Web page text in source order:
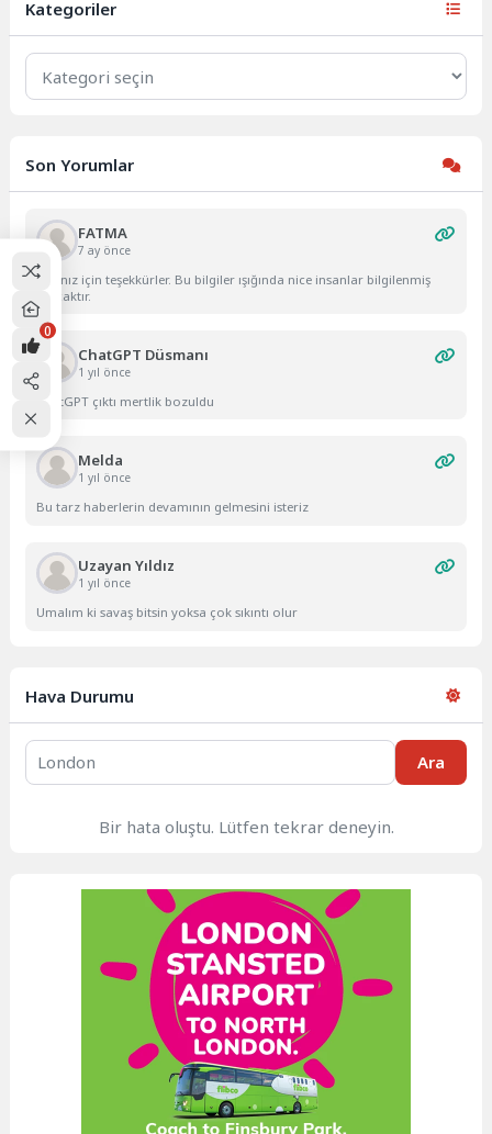
Kategoriler
Kategoriler
Son Yorumlar
FATMA
7 ay önce
Yazınız için teşekkürler. Bu bilgiler ışığında nice insanlar bilgilenmiş
olacaktır.
ChatGPT Düsmanı
1 yıl önce
ChatGPT çıktı mertlik bozuldu
Melda
1 yıl önce
Bu tarz haberlerin devamının gelmesini isteriz
Uzayan Yıldız
1 yıl önce
Umalım ki savaş bitsin yoksa çok sıkıntı olur
Hava Durumu
Ara
Bir hata oluştu. Lütfen tekrar deneyin.
0